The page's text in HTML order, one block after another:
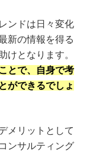
ンドは日々変化
新の情報を得る
けとなります。
とで、自身で考
ができるでしょ
メリットとして
ンサルティング